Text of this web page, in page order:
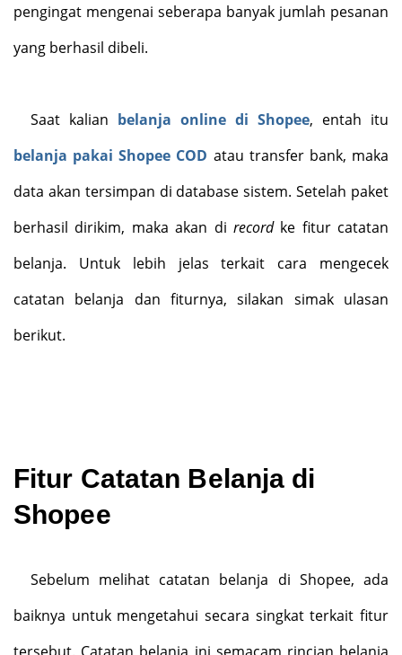
pengingat mengenai seberapa banyak jumlah pesanan
yang berhasil dibeli.
Saat kalian belanja online di Shopee, entah itu
belanja pakai Shopee COD atau transfer bank, maka
data akan tersimpan di database sistem. Setelah paket
berhasil dirikim, maka akan di recordke fitur catatan
belanja. Untuk lebih jelas terkait cara mengecek
catatan belanja dan fiturnya, silakan simak ulasan
berikut.
Fitur Catatan Belanja di
Shopee
Sebelum melihat catatan belanja di Shopee, ada
baiknya untuk mengetahui secara singkat terkait fitur
tersebut. Catatan belanja ini semacam rincian belanja